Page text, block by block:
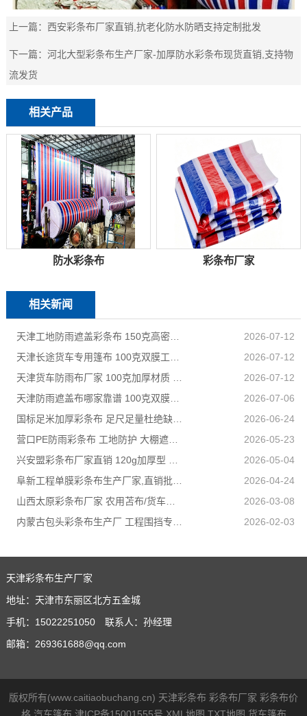
上一篇：西安彩条布厂家直销,抗老化防水防晒支持定制批发
下一篇：河北大型彩条布生产厂家-加厚防水彩条布现货直销,支持物
流发货
相关产品
防水彩条布 彩条布厂家
相关新闻
天津工地防雨遮盖彩条布 150克高密度 基建施工防尘防水
2026-07-12
2026-07-12
2026-07-12
天津防雨遮盖布哪家靠谱 100克双膜加厚款适配高栏货车长途盖货
2026-07-06
国标足米加厚彩条布 足尺足量杜绝缺尺少米
2026-06-24
营口PE防雨彩条布 工地防护 大棚遮盖 3×50米 耐寒耐用
2026-05-23
2026-05-04
2026-04-24
山西太原彩条布厂家 农用苫布/货车篷布 支持来样加工定制
2026-03-08
2026-02-03
天津彩条布生产厂家
地址：天津市东丽区北方五金城
手机：15022251050 联系人：孙经理
邮箱：269361688@qq.com
版权所有(www.caitiaobuchang.cn) 天津彩条布 彩条布厂家 彩条布价